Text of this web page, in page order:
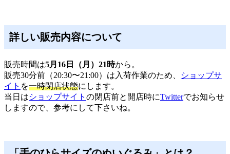
詳しい販売内容について
販売時間は5月16日（月）21時から。
販売30分前（20:30〜21:00）は入荷作業のため、
ショップサ
イト を一時閉店状態にします。
当日はショップサイト の閉店前と開店時にTwitterでお知らせ
しますので、参考にして下さいね。